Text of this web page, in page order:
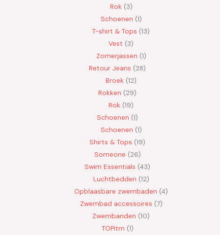
Rok 3
Schoenen 1
T-shirt & Tops 13
Vest
3
Zomerjassen 1
Retour Jeans
28
Broek 12
Rokken
29
Rok 19
Schoenen 1
Schoenen 1
Shirts & Tops 19
Someone 26
Swim Essentials 43
Luchtbedden 12
Opblaasbare zwembaden 4
Zwembad accessoires 7
Zwembanden 10
TOPitm 1